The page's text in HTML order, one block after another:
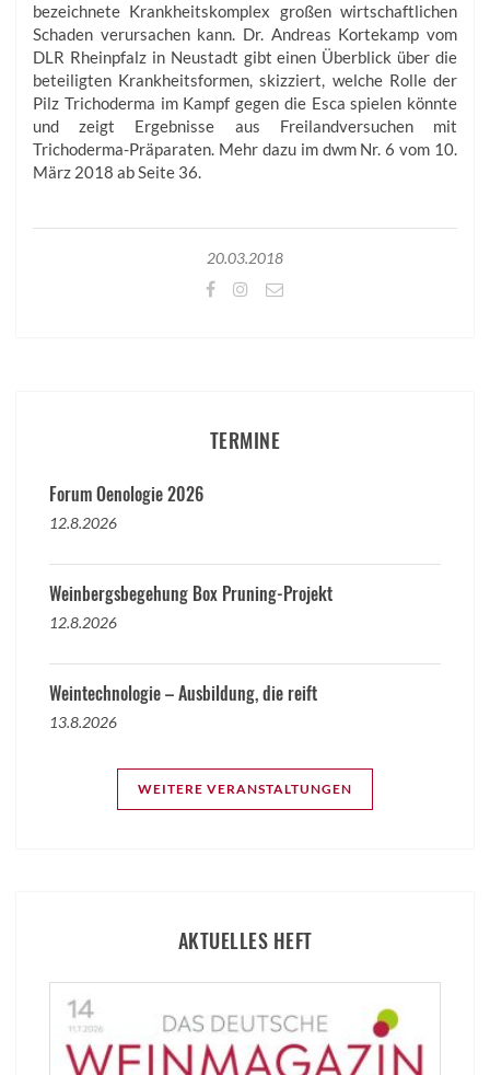
bezeichnete Krankheitskomplex großen wirtschaftlichen
Schaden verursachen kann. Dr. Andreas Kortekamp vom
DLR Rheinpfalz in Neustadt gibt einen Überblick über die
beteiligten Krankheitsformen, skizziert, welche Rolle der
Pilz Trichoderma im Kampf gegen die Esca spielen könnte
und zeigt Ergebnisse aus Freilandversuchen mit
Trichoderma-Präparaten. Mehr dazu im dwm Nr. 6 vom 10.
März 2018 ab Seite 36.
20.03.2018
TERMINE
Forum Oenologie 2026
12.8.2026
Weinbergsbegehung Box Pruning-Projekt
12.8.2026
Weintechnologie – Ausbildung, die reift
13.8.2026
WEITERE VERANSTALTUNGEN
AKTUELLES HEFT